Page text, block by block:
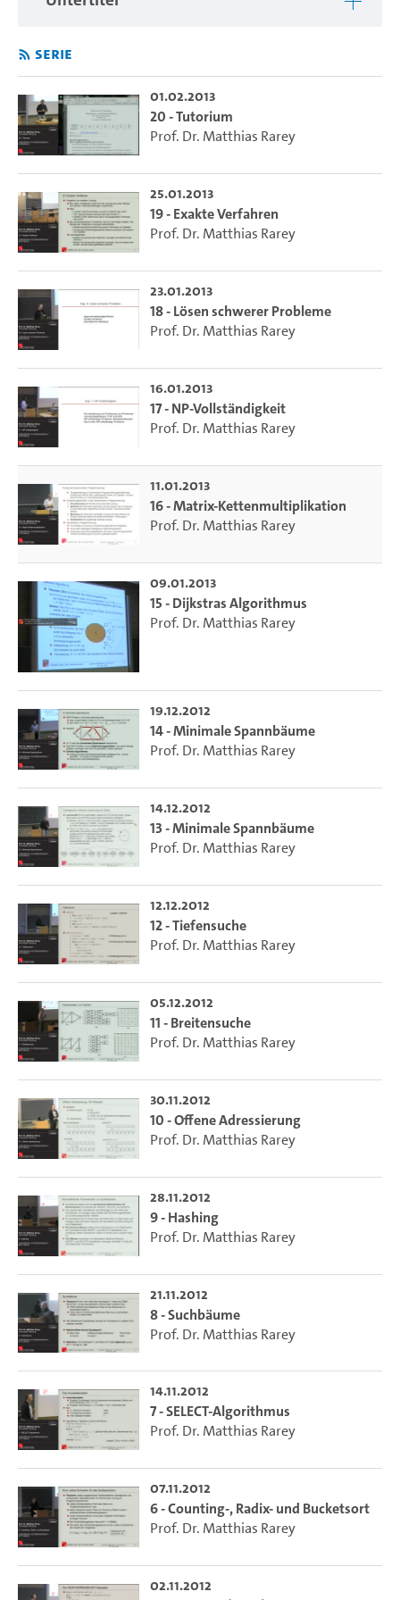
Serie
01.02.2013
20 - Tutorium
Prof. Dr. Matthias Rarey
25.01.2013
19 - Exakte Verfahren
Prof. Dr. Matthias Rarey
23.01.2013
18 - Lösen schwerer Probleme
Prof. Dr. Matthias Rarey
16.01.2013
17 - NP-Vollständigkeit
Prof. Dr. Matthias Rarey
11.01.2013
16 - Matrix-Kettenmultiplikation
Prof. Dr. Matthias Rarey
09.01.2013
15 - Dijkstras Algorithmus
Prof. Dr. Matthias Rarey
19.12.2012
14 - Minimale Spannbäume
Prof. Dr. Matthias Rarey
14.12.2012
13 - Minimale Spannbäume
Prof. Dr. Matthias Rarey
12.12.2012
12 - Tiefensuche
Prof. Dr. Matthias Rarey
05.12.2012
11 - Breitensuche
Prof. Dr. Matthias Rarey
30.11.2012
10 - Offene Adressierung
Prof. Dr. Matthias Rarey
28.11.2012
9 - Hashing
Prof. Dr. Matthias Rarey
21.11.2012
8 - Suchbäume
Prof. Dr. Matthias Rarey
14.11.2012
7 - SELECT-Algorithmus
Prof. Dr. Matthias Rarey
07.11.2012
6 - Counting-, Radix- und Bucketsort
Prof. Dr. Matthias Rarey
02.11.2012